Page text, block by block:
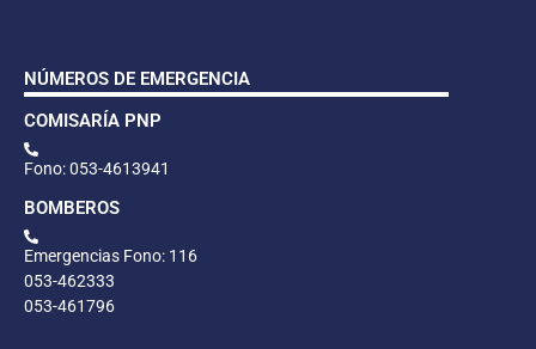
NÚMEROS DE EMERGENCIA
COMISARÍA PNP
Fono: 053-4613941
BOMBEROS
Emergencias Fono: 116
053-462333
053-461796